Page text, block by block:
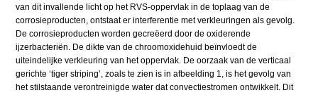
van dit invallende licht op het RVS-oppervlak in de toplaag van de
corrosieproducten, ontstaat er interferentie met verkleuringen als gevolg.
De corrosieproducten worden gecreëerd door de oxiderende
ijzerbacteriën. De dikte van de chroomoxidehuid beïnvloedt de
uiteindelijke verkleuring van het oppervlak. De oorzaak van de verticaal
gerichte ‘tiger striping’, zoals te zien is in afbeelding 1, is het gevolg van
het stilstaande verontreinigde water dat convectiestromen ontwikkelt. Dit